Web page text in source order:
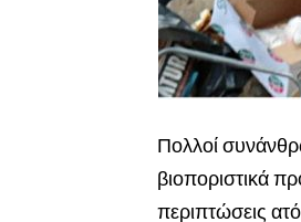
Πολλοί
βιοποριστικά
περιπτώσεις